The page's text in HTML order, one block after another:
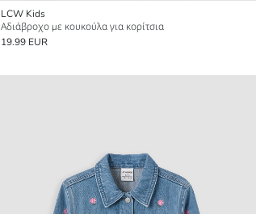
LCW Kids
Αδιάβροχο με κουκούλα για κορίτσια
19.99 EUR